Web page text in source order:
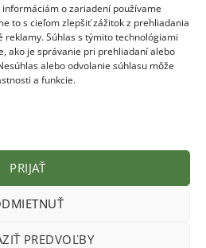
o zariadení používame
to s cieľom zlepšiť zážitok z prehliadania
reklamy. Súhlas s týmito technológiami
ako je správanie pri prehliadaní alebo
alebo odvolanie súhlasu môže
a funkcie.
PRIJAŤ
PREDVOĽBY
ochrany osobných údajov.
Plantizia.cz
Apple
Google